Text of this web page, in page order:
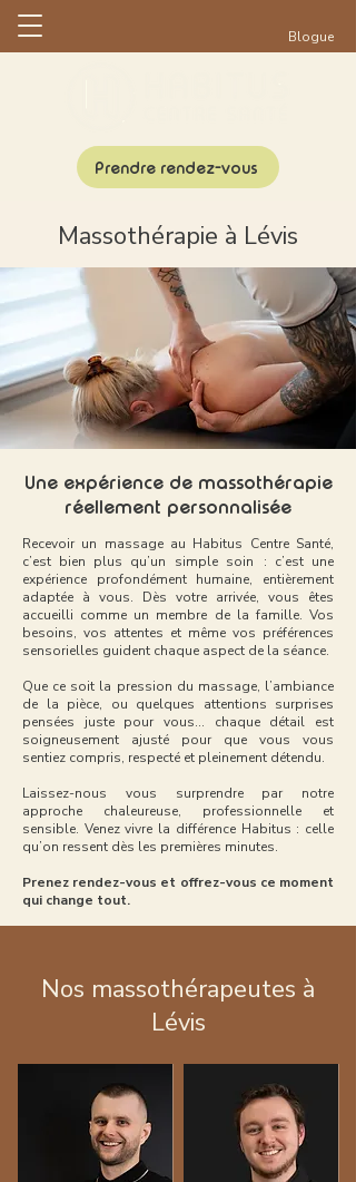
Prendre rendez-vous
Blogue
Massothérapie à Lévis
Une expérience de massothérapie
réellement personnalisée
Recevoir un massage au Habitus Centre Santé,
c’est bien plus qu’un simple soin : c’est une
expérience profondément humaine, entièrement
adaptée à vous. Dès votre arrivée, vous êtes
accueilli comme un membre de la famille. Vos
besoins, vos attentes et même vos préférences
sensorielles guident chaque aspect de la séance.
Que ce soit la pression du massage, l’ambiance
de la pièce, ou quelques attentions surprises
pensées juste pour vous… chaque détail est
soigneusement ajusté pour que vous vous
sentiez compris, respecté et pleinement détendu.
Laissez-nous vous surprendre par notre
approche chaleureuse, professionnelle et
sensible. Venez vivre la différence Habitus : celle
qu’on ressent dès les premières minutes.
Prenez rendez-vous et offrez-vous ce moment
qui change tout.
Nos massothérapeutes à
Lévis